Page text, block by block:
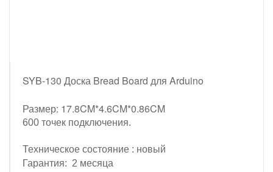
SYB-130 Доска Bread Board для Arduino
Размер: 17.8CM*4.6CM*0.86CM
600 точек подключения.
Техническое состояние : новый
Гарантия: 2 месяца